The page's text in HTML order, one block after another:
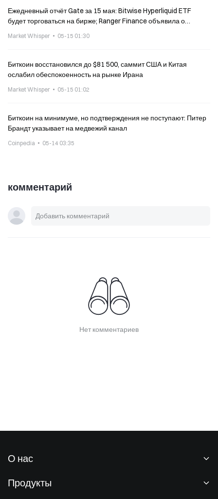
Ежедневный отчёт Gate за 15 мая: Bitwise Hyperliquid ETF
будет торговаться на бирже; Ranger Finance объявила о
Market Whisper 05-15 01:30
Биткоин восстановился до $81 500, саммит США и Китая
ослабил обеспокоенность на рынке Ирана
Market Whisper 05-15 01:02
Биткоин на минимуме, но подтверждения не поступают: Питер
Брандт указывает на медвежий канал
Coinpedia 05-14 03:35
комментарий
Нет комментариев
О нас
Продукты